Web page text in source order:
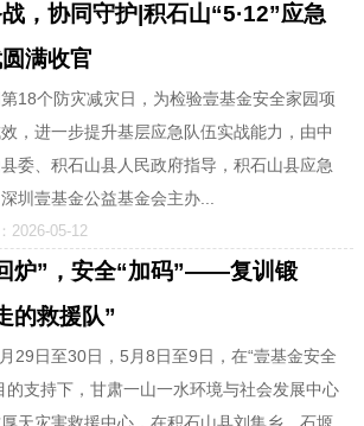
，协同守护|积石山“5·12”应急
满收官
18个防灾减灾日，为检验壹基金安全家园项
，进一步提升基层应急队伍实战能力，由中
委、积石山县人民政府指导，积石山县应急
圳壹基金公益基金会主办...
2026-05-12
炉”，安全“加码”——复训锻
的救援队”
29日至30日，5月8日至9日，在“壹基金安全
的支持下，甘肃一山一水环境与社会发展中心